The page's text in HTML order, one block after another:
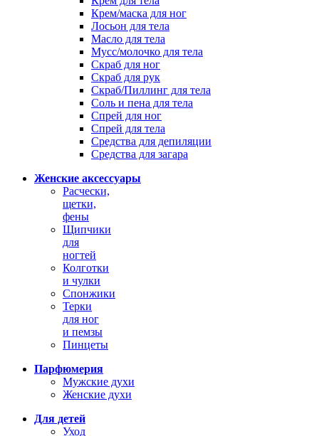
Крем/маска для ног
Лосьон для тела
Масло для тела
Мусс/молочко для тела
Скраб для ног
Скраб для рук
Скраб/Пиллинг для тела
Соль и пена для тела
Спрей для ног
Спрей для тела
Средства для депиляции
Средства для загара
Женские аксессуары
Расчески,
щетки,
фены
Щипчики
для
ногтей
Колготки
и чулки
Спонжики
Терки
для ног
и пемзы
Пинцеты
Парфюмерия
Мужские духи
Женские духи
Для детей
Уход